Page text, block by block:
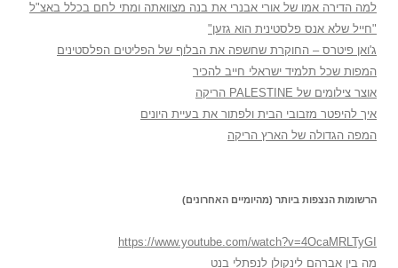
למה הדירה אמו של אורי אבנרי את בנה מצוואתה ומתי לחם בכלל באצ"ל
"חייל שלא אנס פלסטינית הוא גזען"
ג'ואן פיטרס – החוקרת שחשפה את הבלוף של הפליטים הפלסטינים
המפות שכל תלמיד ישראלי חייב להכיר
אוצר צילומים של PALESTINE הריקה
איך להיפטר מזבובי הבית ולפתור את בעיית היונים
המפה הגדולה של הארץ הריקה
הרשומות הנצפות ביותר (מהיומיים האחרונים)
https://www.youtube.com/watch?v=4OcaMRLTyGI
מה בין אברהם לינקולן לנפתלי בנט